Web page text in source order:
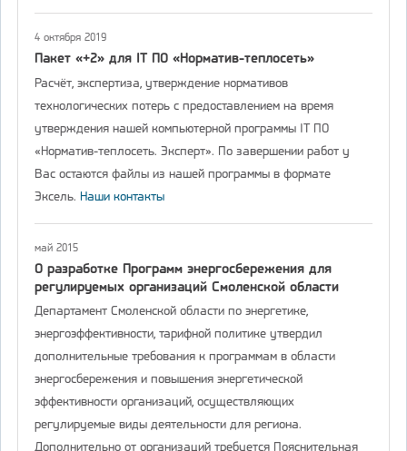
4 октября 2019
Пакет «+2» для IT ПО «Норматив-теплосеть»
Расчёт, экспертиза, утверждение нормативов
технологических потерь с предоставлением на время
утверждения нашей компьютерной программы IT ПО
«Норматив-теплосеть. Эксперт». По завершении работ у
Вас остаются файлы из нашей программы в формате
Эксель. Наши контакты
май 2015
О разработке Программ энергосбережения для
регулируемых организаций Смоленской области
Департамент Смоленской области по энергетике,
энергоэффективности, тарифной политике утвердил
дополнительные требования к программам в области
энергосбережения и повышения энергетической
эффективности организаций, осуществляющих
регулируемые виды деятельности для региона.
Дополнительно от организаций требуется Пояснительная